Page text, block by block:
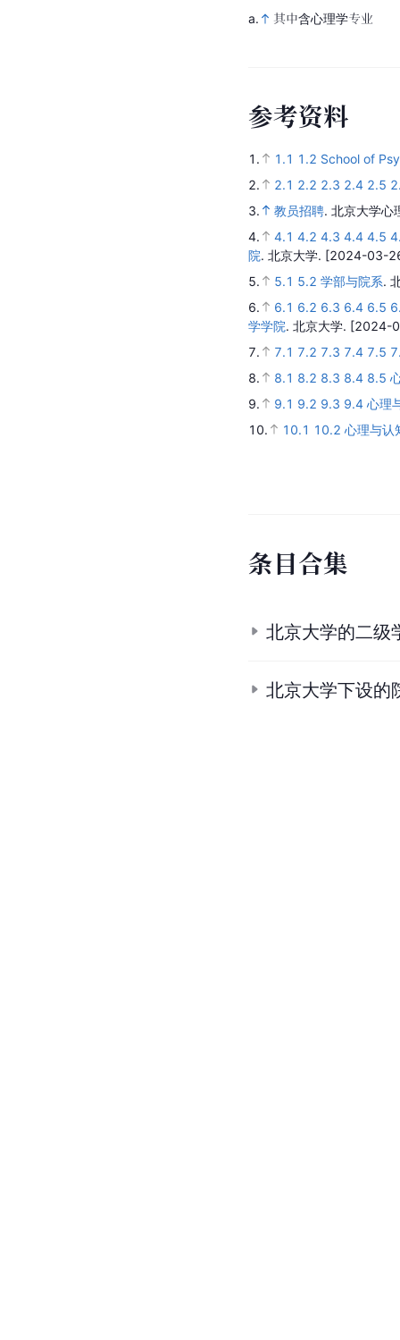
a. 其中含心理学专业
参考资料
1. 1.1 1.2 School of
2.
2.1 2.2 2.3 2.4 2.5
3.
教员招聘. 北京大学心
4.
4.1 4.2 4.3 4.4 4.5
院. 北京大学. [2024-03-
5.
5.1 5.2 学部与院系.
6.
6.1 6.2 6.3 6.4 6.5
学学院. 北京大学. [2024-
7.
7.1 7.2 7.3 7.4 7.5
8.
8.1 8.2 8.3 8.4 8.5
9.
9.1 9.2 9.3 9.4 心理
10.
10.1 10.2 心理与认
条目合集
北京大学的二级
北京大学下设的